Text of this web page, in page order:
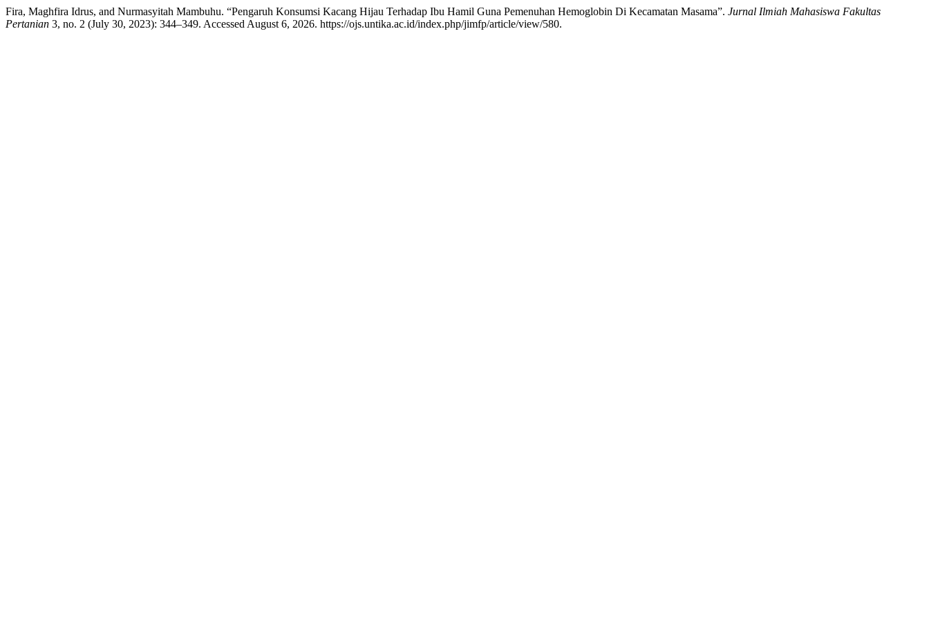
Fira, Maghfira Idrus, and Nurmasyitah Mambuhu. “Pengaruh Konsumsi Kacang Hijau Terhadap Ibu Hamil Guna Pemenuhan Hemoglobin Di Kecamatan Masama”. Jurnal Ilmiah Mahasiswa Fakultas
Pertanian 3, no. 2 (July 30, 2023): 344–349. Accessed August 6, 2026. https://ojs.untika.ac.id/index.php/jimfp/article/view/580.